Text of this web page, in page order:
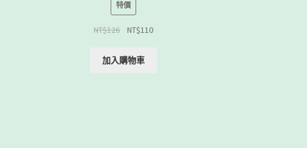
特價
NT$126 NT$110
加入購物車